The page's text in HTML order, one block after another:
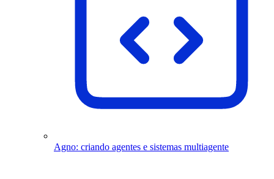
Agno: criando agentes e sistemas multiagente